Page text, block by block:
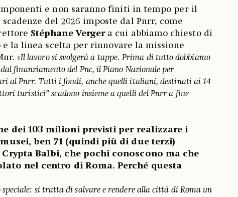
e non saranno finiti in tempo per il
del 2026 imposte dal Pnrr, come
Stéphane Vergera cui abbiamo chiesto di
la linea scelta per rinnovare la missione
«Il lavoro si svolgerà a tappe. Prima di tutto dobbiamo
finanziamento del Pnc, il Piano Nazionale per
al Pnrr. Tutti i fondi, anche quelli italiani, destinati ai 14
turistici” scadono insieme a quelli del Pnrr a fine
dei 103 milioni previsti per realizzare i
ben 71 (quindi più di due terzi)
Balbi, che pochi conoscono ma che
nel centro di Roma. Perché questa
si tratta di salvare e rendere alla città di Roma un